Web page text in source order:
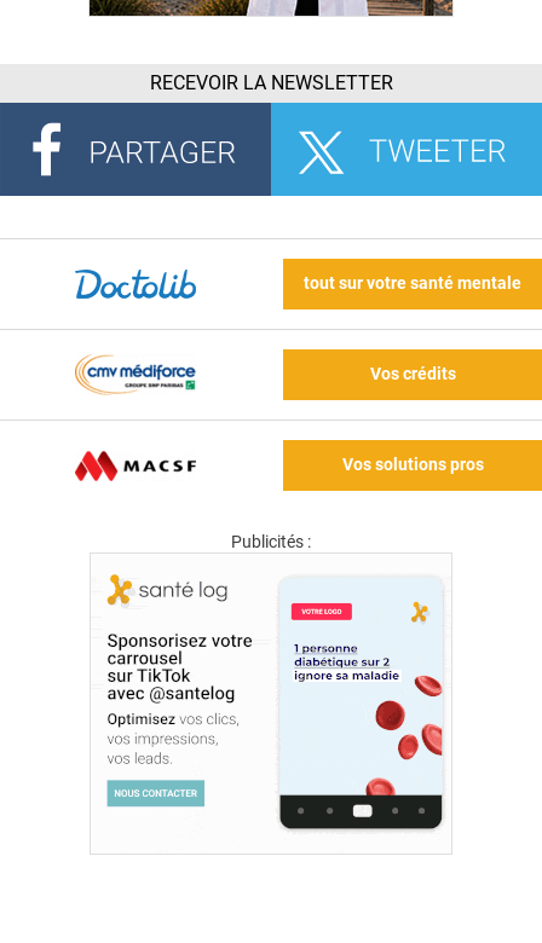
RECEVOIR LA NEWSLETTER
tout sur votre santé mentale
Vos crédits
Vos solutions pros
Publicités :